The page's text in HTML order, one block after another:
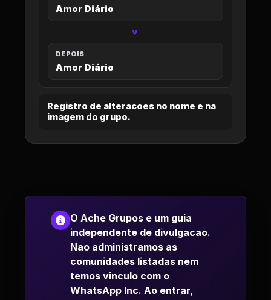
Amor Diário
>
DEPOIS
Amor Diário
Registro de alteracoes no nome e na
imagem do grupo.
O Ache Grupos e um guia
independente de divulgacao.
Nao administramos as
comunidades listadas nem
temos vinculo com o
WhatsApp Inc. Ao entrar,